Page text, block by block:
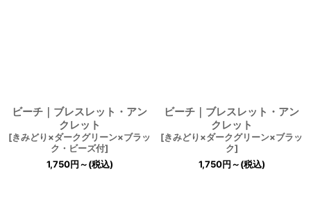
ビーチ｜ブレスレット・アン
クレット
[きみどり×ダークグリーン×ブラッ
ク・ビーズ付]
1,750円～(税込)
ビーチ｜ブレスレット・アン
クレット
[きみどり×ダークグリーン×ブラッ
ク]
1,750円～(税込)